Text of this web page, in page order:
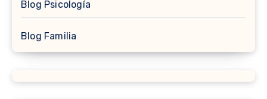
Blog Psicología
Blog Familia